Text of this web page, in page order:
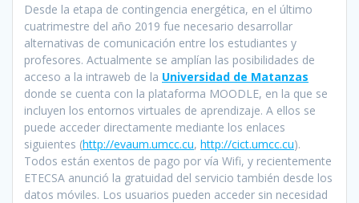
Desde la etapa de contingencia energética, en el último
cuatrimestre del año 2019 fue necesario desarrollar
alternativas de comunicación entre los estudiantes y
profesores. Actualmente se amplían las posibilidades de
acceso a la intraweb de la Universidad de Matanzas
donde se cuenta con la plataforma MOODLE, en la que se
incluyen los entornos virtuales de aprendizaje. A ellos se
puede acceder directamente mediante los enlaces
siguientes (http://evaum.umcc.cu, http://cict.umcc.cu).
Todos están exentos de pago por vía Wifi, y recientemente
ETECSA anunció la gratuidad del servicio también desde los
datos móviles. Los usuarios pueden acceder sin necesidad